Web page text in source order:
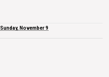
Sunday, November 9